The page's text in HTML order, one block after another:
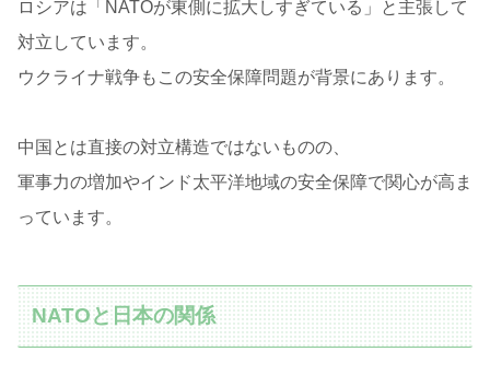
ロシアは「NATOが東側に拡大しすぎている」と主張して
対立しています。
ウクライナ戦争もこの安全保障問題が背景にあります。
中国とは直接の対立構造ではないものの、
軍事力の増加やインド太平洋地域の安全保障で関心が高ま
っています。
NATOと日本の関係